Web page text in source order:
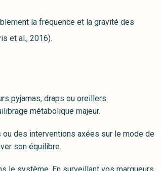
la fréquence et la gravité des
et al., 2016).
pyjamas, draps ou oreillers
métabolique majeur.
des interventions axées sur le mode de
son équilibre.